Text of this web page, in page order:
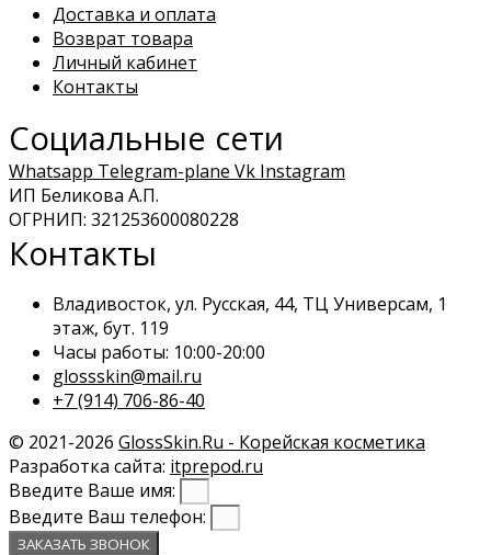
Доставка и оплата
Возврат товара
Личный кабинет
Контакты
Социальные сети
Whatsapp Telegram-plane Vk Instagram
ИП Беликова А.П.
ОГРНИП: 321253600080228
Контакты
Владивосток, ул. Русская, 44, ТЦ Универсам, 1
этаж, бут. 119
Часы работы: 10:00-20:00
glossskin@mail.ru
+7 (914) 706-86-40
© 2021-2026 GlossSkin.Ru - Корейская косметика
Разработка сайта: itprepod.ru
Введите Ваше имя:
Введите Ваш телефон:
ЗАКАЗАТЬ ЗВОНОК